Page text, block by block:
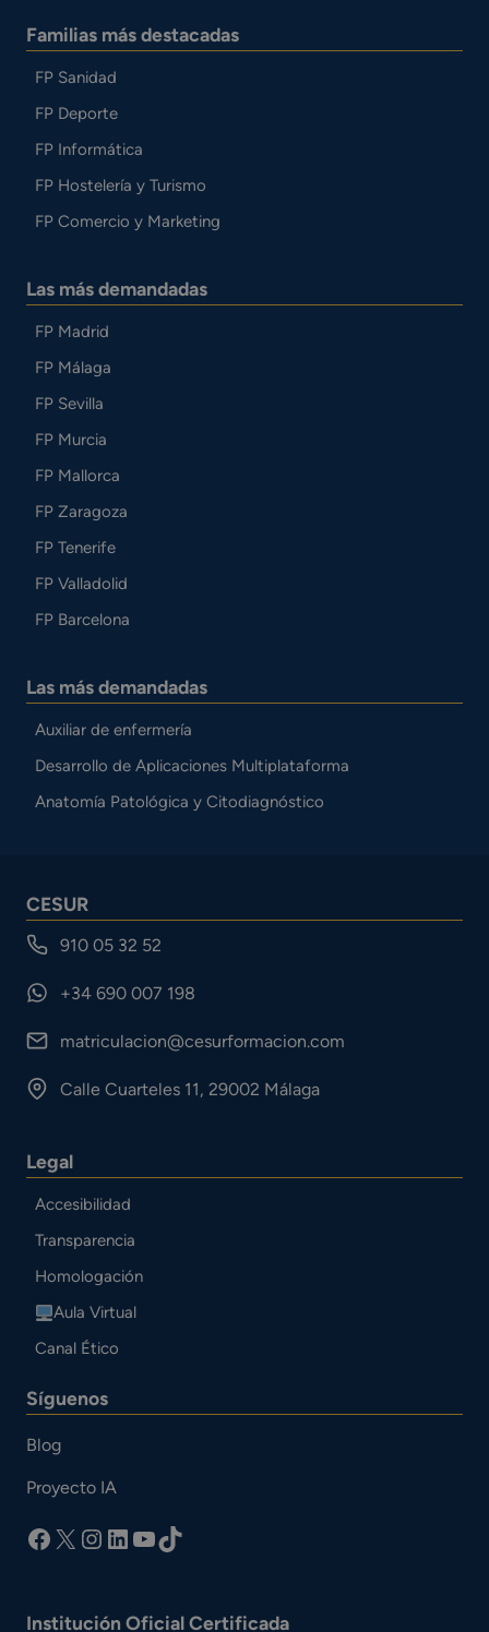
Familias más destacadas
FP Sanidad
FP Deporte
FP Informática
FP Hostelería y Turismo
FP Comercio y Marketing
Las más demandadas
FP Madrid
FP Málaga
FP Sevilla
FP Murcia
FP Mallorca
FP Zaragoza
FP Tenerife
FP Valladolid
FP Barcelona
Las más demandadas
Auxiliar de enfermería
Desarrollo de Aplicaciones Multiplataforma
Anatomía Patológica y Citodiagnóstico
CESUR
910 05 32 52
+34 690 007 198
matriculacion@cesurformacion.com
Calle Cuarteles 11, 29002 Málaga
Legal
Accesibilidad
Transparencia
Homologación
Aula Virtual
Canal Ético
Síguenos
Blog
Proyecto IA
facebook
X Instagram
LinkedIn
YouTube
TikTok
Institución Oficial Certificada